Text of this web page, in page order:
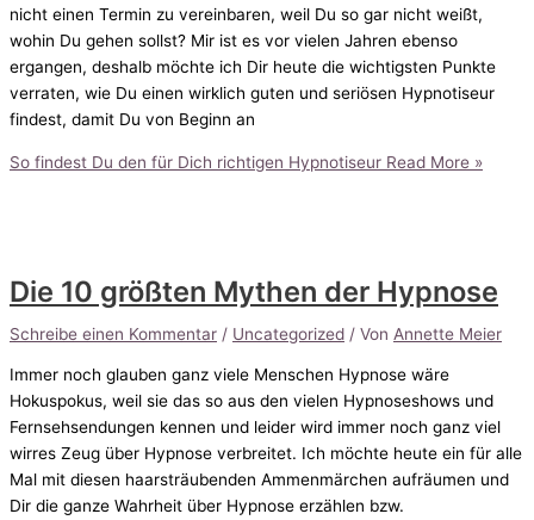
nicht einen Termin zu vereinbaren, weil Du so gar nicht weißt,
wohin Du gehen sollst? Mir ist es vor vielen Jahren ebenso
ergangen, deshalb möchte ich Dir heute die wichtigsten Punkte
verraten, wie Du einen wirklich guten und seriösen Hypnotiseur
findest, damit Du von Beginn an
So findest Du den für Dich richtigen Hypnotiseur Read More »
Die 10 größten Mythen der Hypnose
Schreibe einen Kommentar / Uncategorized / Von Annette Meier
Immer noch glauben ganz viele Menschen Hypnose wäre
Hokuspokus, weil sie das so aus den vielen Hypnoseshows und
Fernsehsendungen kennen und leider wird immer noch ganz viel
wirres Zeug über Hypnose verbreitet. Ich möchte heute ein für alle
Mal mit diesen haarsträubenden Ammenmärchen aufräumen und
Dir die ganze Wahrheit über Hypnose erzählen bzw.